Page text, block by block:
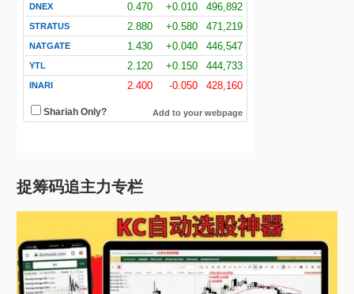
捉筹码追主力专栏